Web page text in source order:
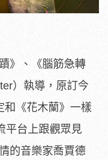
》、《腦筋急轉
）執導，原訂今
和《花木蘭》一樣
平台上跟觀眾見
的音樂家喬賈德